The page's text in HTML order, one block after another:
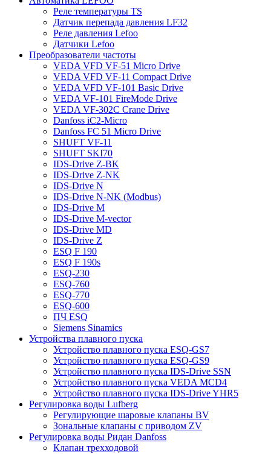
Реле температуры TS
Датчик перепада давления LF32
Реле давления Lefoo
Датчики Lefoo
Преобразователи частоты
VEDA VFD VF-51 Micro Drive
VEDA VFD VF-11 Compact Drive
VEDA VFD VF-101 Basic Drive
VEDA VF-101 FireMode Drive
VEDA VF-302C Crane Drive
Danfoss iC2-Micro
Danfoss FC 51 Micro Drive
SHUFT VF-11
SHUFT SKI70
IDS-Drive Z-BK
IDS-Drive Z-NK
IDS-Drive N
IDS-Drive N-NK (Modbus)
IDS-Drive M
IDS-Drive M-vector
IDS-Drive MD
IDS-Drive Z
ESQ F 190
ESQ F 190s
ESQ-230
ESQ-760
ESQ-770
ESQ-600
ПЧ ESQ
Siemens Sinamics
Устройства плавного пуска
Устройство плавного пуска ESQ-GS7
Устройство плавного пуска ESQ-GS9
Устройство плавного пуска IDS-Drive SSN
Устройство плавного пуска VEDA MCD4
Устройство плавного пуска IDS-Drive YHR5
Регулировка воды Lufberg
Регулирующие шаровые клапаны BV
Зональные клапаны с приводом ZV
Регулировка воды Ридан Danfoss
Клапан трехходовой